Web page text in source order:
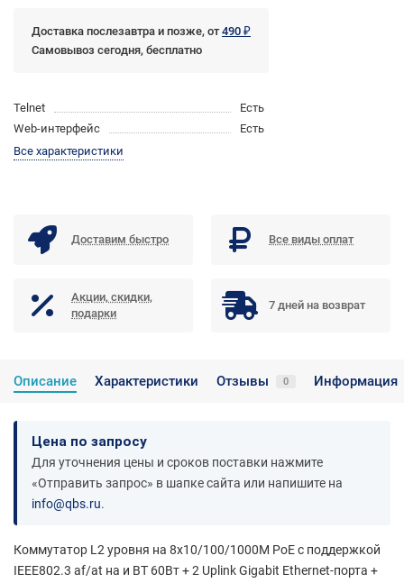
Доставка послезавтра и позже, от490 ₽
Самовывоз сегодня, бесплатно
Telnet
Есть
Web-интерфейс
Есть
Все характеристики
Доставим быстро Все виды оплат
Акции, скидки,
подарки
7 дней на возврат
Описание Характеристики Отзывы 0 Информация
Цена по запросу
Для уточнения цены и сроков поставки нажмите
«Отправить запрос» в шапке сайта или напишите на
info@qbs.ru.
Коммутатор L2 уровня на 8x10/100/1000M PoE с поддержкой
IEEE802.3 af/at на и BT 60Вт + 2 Uplink Gigabit Ethernet-порта +